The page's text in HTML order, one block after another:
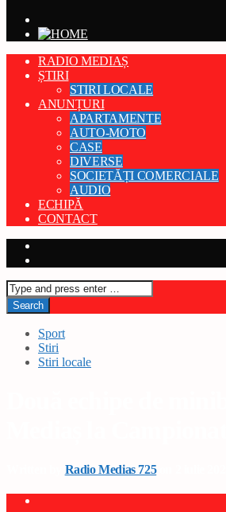
RADIO MEDIAȘ
ȘTIRI
STIRI LOCALE
ANUNȚURI
APARTAMENTE
AUTO-MOTO
CASE
DIVERSE
SOCIETĂȚI COMERCIALE
AUDIO
ECHIPĂ
CONTACT
Sport
Stiri
Stiri locale
Radio Medias 725on 2 iulie 2025